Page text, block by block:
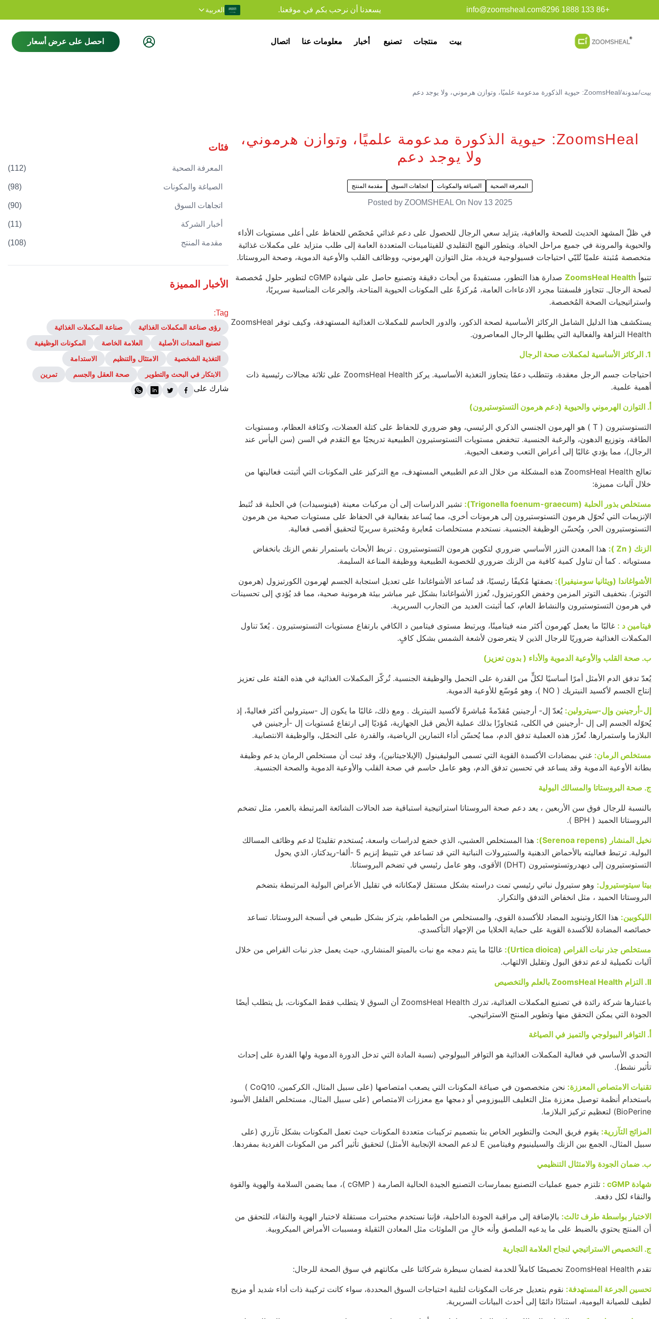
+86 133 1888 8296
info@zoomsheal.com يسعدنا أن نرحب بكم في موقعنا. نشكرك على زيارة موقعنا. العربية
بيت منتجات تصنيع أخبار معلومات عنا اتصال احصل على عرض أسعار
بيت/مدونة/ZoomsHeal: حيوية الذكورة مدعومة علميًا، وتوازن هرموني، ولا يوجد دعم
ZoomsHeal: حيوية الذكورة مدعومة علميًا، وتوازن هرموني،
ولا يوجد دعم
المعرفة الصحية الصياغة والمكونات اتجاهات السوق مقدمة المنتج
Posted by ZOOMSHEALOn Nov 13 2025
في ظلّ المشهد الحديث للصحة والعافية، يتزايد سعي الرجال للحصول على دعم غذائي مُخصّص للحفاظ على أعلى مستويات الأداء
والحيوية والمرونة في جميع مراحل الحياة. ويتطور النهج التقليدي للفيتامينات المتعددة العامة إلى طلب متزايد على مكملات غذائية
متخصصة مُثبتة علميًا تُلبّي احتياجات فسيولوجية فريدة، مثل التوازن الهرموني، ووظائف القلب والأوعية الدموية، وصحة البروستاتا.
تتبوأ ZoomsHeal Health صدارة هذا التطور، مستفيدةً من أبحاث دقيقة وتصنيع حاصل على شهادة cGMP لتطوير حلول مُخصصة
لصحة الرجال. تتجاوز فلسفتنا مجرد الادعاءات العامة، مُركزةً على المكونات الحيوية المتاحة، والجرعات المناسبة سريريًا،
واستراتيجيات الصحة المُخصصة.
يستكشف هذا الدليل الشامل الركائز الأساسية لصحة الذكور، والدور الحاسم للمكملات الغذائية المستهدفة، وكيف توفر ZoomsHeal
Health النزاهة والفعالية التي يطلبها الرجال المعاصرون.
1. الركائز الأساسية لمكملات صحة الرجال
احتياجات جسم الرجل معقدة، وتتطلب دعمًا يتجاوز التغذية الأساسية. يركز ZoomsHeal Health على ثلاثة مجالات رئيسية ذات
أهمية علمية.
أ. التوازن الهرموني والحيوية (دعم هرمون التستوستيرون)
التستوستيرون ( T ) هو الهرمون الجنسي الذكري الرئيسي، وهو ضروري للحفاظ على كتلة العضلات، وكثافة العظام، ومستويات
الطاقة، وتوزيع الدهون، والرغبة الجنسية. تنخفض مستويات التستوستيرون الطبيعية تدريجيًا مع التقدم في السن (سن اليأس عند
الرجال)، مما يؤدي غالبًا إلى أعراض التعب وضعف الحيوية.
تعالج ZoomsHeal Health هذه المشكلة من خلال الدعم الطبيعي المستهدف، مع التركيز على المكونات التي أثبتت فعاليتها من
خلال آليات مميزة:
مستخلص بذور الحلبة (Trigonella foenum-graecum):
تشير الدراسات إلى أن مركبات معينة (فينوسيدات) في الحلبة قد تُثبط
الإنزيمات التي تُحوّل هرمون التستوستيرون إلى هرمونات أخرى، مما يُساعد بفعالية في الحفاظ على مستويات صحية من هرمون
التستوستيرون الحر، ويُحسّن الوظيفة الجنسية. نستخدم مستخلصات مُعايرة ومُختبرة سريريًا لتحقيق أقصى فعالية.
الزنك ( Zn
): هذا المعدن النزر الأساسي ضروري لتكوين هرمون التستوستيرون . تربط الأبحاث باستمرار نقص الزنك بانخفاض
مستوياته . كما أن تناول كمية كافية من الزنك ضروري للخصوبة الطبيعية ووظيفة المناعة السليمة.
الأشواغاندا (ويثانيا سومنيفيرا): بصفتها مُكيفًا رئيسيًا، قد تُساعد الأشواغاندا على تعديل استجابة الجسم لهرمون الكورتيزول (هرمون
التوتر). بتخفيف التوتر المزمن وخفض الكورتيزول، تُعزز الأشواغاندا بشكل غير مباشر بيئة هرمونية صحية، مما قد يُؤدي إلى تحسينات
في هرمون التستوستيرون والنشاط العام، كما أثبتت العديد من التجارب السريرية.
فيتامين د : غالبًا ما يعمل كهرمون أكثر منه فيتامينًا، ويرتبط مستوى فيتامين د الكافي بارتفاع مستويات التستوستيرون . يُعدّ تناول
المكملات الغذائية ضروريًا للرجال الذين لا يتعرضون لأشعة الشمس بشكل كافٍ.
ب. صحة القلب والأوعية الدموية والأداء ( بدون تعزيز)
يُعدّ تدفق الدم الأمثل أمرًا أساسيًا لكلٍّ من القدرة على التحمل والوظيفة الجنسية. تُركّز المكملات الغذائية في هذه الفئة على تعزيز
إنتاج الجسم لأكسيد النيتريك ( NO )، وهو مُوسّع للأوعية الدموية.
إل-أرجينين وإل-سيترولين: يُعدّ إل- أرجينين مُقدّمةً مُباشرةً لأكسيد النيتريك . ومع ذلك، غالبًا ما يكون إل -سيترولين أكثر فعاليةً، إذ
يُحوّله الجسم إلى إل -أرجينين في الكلى، مُتجاوزًا بذلك عملية الأيض قبل الجهازية، مُؤديًا إلى ارتفاع مُستويات إل -أرجينين في
البلازما واستمرارها. تُعزّز هذه العملية تدفق الدم، مما يُحسّن أداء التمارين الرياضية، والقدرة على التحمّل، والوظيفة الانتصابية.
مستخلص الرمان: غني بمضادات الأكسدة القوية التي تسمى البوليفينول (الإيلاجيتانين)، وقد ثبت أن مستخلص الرمان يدعم وظيفة
بطانة الأوعية الدموية وقد يساعد في تحسين تدفق الدم، وهو عامل حاسم في صحة القلب والأوعية الدموية والصحة الجنسية.
ج. صحة البروستاتا والمسالك البولية
بالنسبة للرجال فوق سن الأربعين ، يعد دعم صحة البروستاتا استراتيجية استباقية ضد الحالات الشائعة المرتبطة بالعمر، مثل تضخم
البروستاتا الحميد ( BPH
).
نخيل المنشار (Serenoa repens):
هذا المستخلص العشبي، الذي خضع لدراسات واسعة، يُستخدم تقليديًا لدعم وظائف المسالك
البولية. ترتبط فعاليته بالأحماض الدهنية والستيرولات النباتية التي قد تساعد في تثبيط إنزيم 5 -ألفا-ريدكتاز، الذي يحول
التستوستيرون إلى ديهدروتستوستيرون (DHT) الأقوى، وهو عامل رئيسي في تضخم البروستاتا.
بيتا سيتوستيرول: وهو ستيرول نباتي رئيسي تمت دراسته بشكل مستقل لإمكاناته في تقليل الأعراض البولية المرتبطة بتضخم
البروستاتا الحميد ، مثل انخفاض التدفق والتكرار.
الليكوبين: هذا الكاروتينويد المضاد للأكسدة القوي، والمستخلص من الطماطم، يتركز بشكل طبيعي في أنسجة البروستاتا. تساعد
خصائصه المضادة للأكسدة القوية على حماية الخلايا من الإجهاد التأكسدي.
مستخلص جذر نبات القراص (Urtica dioica):
غالبًا ما يتم دمجه مع نبات بالميتو المنشاري، حيث يعمل جذر نبات القراص من خلال
آليات تكميلية لدعم تدفق البول وتقليل الالتهاب.
II. التزام ZoomsHeal Health بالعلم والتخصيص
باعتبارها شركة رائدة في تصنيع المكملات الغذائية، تدرك ZoomsHeal Health أن السوق لا يتطلب فقط المكونات، بل يتطلب أيضًا
الجودة التي يمكن التحقق منها وتطوير المنتج الاستراتيجي.
أ. التوافر البيولوجي والتميز في الصياغة
التحدي الأساسي في فعالية المكملات الغذائية هو التوافر البيولوجي (نسبة المادة التي تدخل الدورة الدموية ولها القدرة على إحداث
تأثير نشط).
تقنيات الامتصاص المعززة: نحن متخصصون في صياغة المكونات التي يصعب امتصاصها (على سبيل المثال، الكركمين، CoQ10
)
باستخدام أنظمة توصيل معززة مثل التغليف الليبوزومي أو دمجها مع معززات الامتصاص (على سبيل المثال، مستخلص الفلفل الأسود
BioPerine) لتعظيم تركيز البلازما.
المزائج التآزرية: يقوم فريق البحث والتطوير الخاص بنا بتصميم تركيبات متعددة المكونات حيث تعمل المكونات بشكل تآزري (على
سبيل المثال، الجمع بين الزنك والسيلينيوم وفيتامين E لدعم الصحة الإنجابية الأمثل) لتحقيق تأثير أكبر من المكونات الفردية بمفردها.
ب. ضمان الجودة والامتثال التنظيمي
شهادة cGMP
: تلتزم جميع عمليات التصنيع بممارسات التصنيع الجيدة الحالية الصارمة ( cGMP )، مما يضمن السلامة والهوية والقوة
والنقاء لكل دفعة.
الاختبار بواسطة طرف ثالث: بالإضافة إلى مراقبة الجودة الداخلية، فإننا نستخدم مختبرات مستقلة لاختبار الهوية والنقاء، للتحقق من
أن المنتج يحتوي بالضبط على ما يدعيه الملصق وأنه خالٍ من الملوثات مثل المعادن الثقيلة ومسببات الأمراض الميكروبية.
ج. التخصيص الاستراتيجي لنجاح العلامة التجارية
تقدم ZoomsHeal Health تخصيصًا كاملاً للخدمة لضمان سيطرة شركائنا على مكانتهم في سوق الصحة للرجال:
تحسين الجرعة المستهدفة: نقوم بتعديل جرعات المكونات لتلبية احتياجات السوق المحددة، سواء كانت تركيبة ذات أداء شديد أو مزيج
لطيف للصيانة اليومية، استنادًا دائمًا إلى أحدث البيانات السريرية.
فئات
المعرفة الصحية (
112
)
الصياغة والمكونات (
98
)
اتجاهات السوق (
90
)
أخبار الشركة (
11
)
مقدمة المنتج (
108
)
الأخبار المميزة
Tag:
رؤى صناعة المكملات الغذائية
صناعة المكملات الغذائية
تصنيع المعدات الأصلية
العلامة الخاصة
المكونات الوظيفية
التغذية الشخصية
الامتثال والتنظيم
الاستدامة
الابتكار في البحث والتطوير
صحة العقل والجسم تمرين
شارك على